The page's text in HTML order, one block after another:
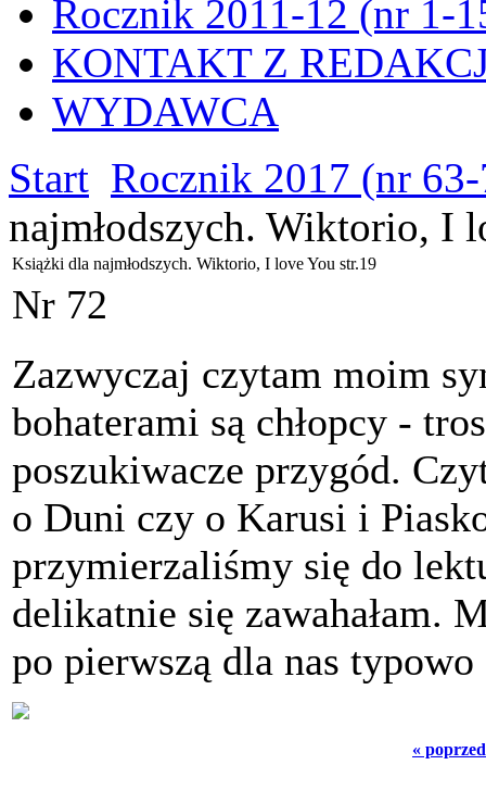
Rocznik 2011-12 (nr 1-
KONTAKT Z
WYDAWCA
Start Rocznik 2017 (nr
najmłodszych. Wiktorio, I
Książki dla najmłodszych. Wiktorio, I love You str.19
Nr 72
Zazwyczaj czytam moim
bohaterami są chłopcy -
poszukiwacze przygód.
o Duni czy o Karusi i
przymierzaliśmy się do
delikatnie się zawahałam.
po pierwszą dla nas
«